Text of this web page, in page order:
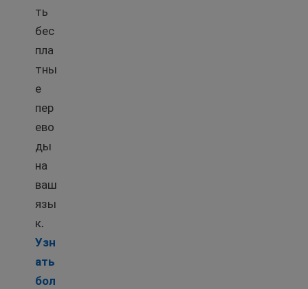
ть
бес
пла
тны
е
пер
ево
ды
на
ваш
язы
к.
Узн
ать
бол